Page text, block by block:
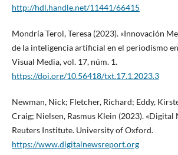
http://hdl.handle.net/11441/66415
Mondría Terol, Teresa (2023). «Innovación
de la inteligencia artificial en el periodismo en
Visual Media, vol. 17, núm. 1.
https://doi.org/10.56418/txt.17.1.2023.3
Newman, Nick; Fletcher, Richard; Eddy,
Craig; Nielsen, Rasmus Klein (2023). «Digital
Reuters Institute. University of Oxford.
https://www.digitalnewsreport.org